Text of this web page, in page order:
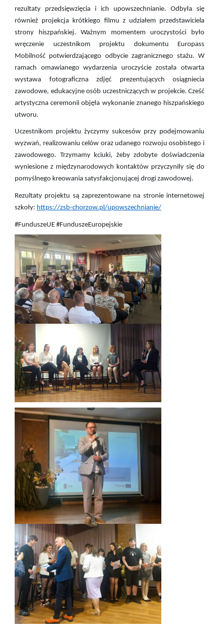
rezultaty przedsięwzięcia i ich upowszechnianie. Odbyła się
również projekcja krótkiego filmu z udziałem przedstawiciela
strony hiszpańskiej. Ważnym momentem uroczystości było
wręczenie uczestnikom projektu dokumentu Europass
Mobilność potwierdzającego odbycie zagranicznego stażu. W
ramach omawianego wydarzenia uroczyście została otwarta
wystawa fotograficzna zdjęć prezentujących osiągniecia
zawodowe, edukacyjne osób uczestniczących w projekcie. Cześć
artystyczna ceremonii objęła wykonanie znanego hiszpańskiego
utworu.
Uczestnikom projektu życzymy sukcesów przy podejmowaniu
wyzwań, realizowaniu celów oraz udanego rozwoju osobistego i
zawodowego. Trzymamy kciuki, żeby zdobyte doświadczenia
wyniesione z międzynarodowych kontaktów przyczyniły się do
pomyślnego kreowania satysfakcjonującej drogi zawodowej.
Rezultaty projektu są zaprezentowane na stronie internetowej
szkoły: https://zsb-chorzow.pl/upowszechnianie/
#FunduszeUE #FunduszeEuropejskie